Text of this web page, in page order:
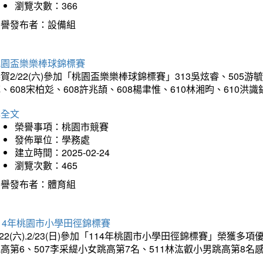
瀏覽次數：366
發布者：設備組
盃樂樂棒球錦標賽
2/22(六)參加「桃園盃樂樂棒球錦標賽」313吳炫睿、505游
608宋柏彣、608許兆頡、608楊聿惟、610林湘昀、610洪
文
榮譽事項：桃園市競賽
發佈單位：學務處
建立時間：2025-02-24
瀏覽次數：465
發布者：體育組
年桃園市小學田徑錦標賽
六).2/23(日)參加「114年桃園市小學田徑錦標賽」榮獲多
第6、507李采緹小女跳高第7名、511林汯叡小男跳高第8名